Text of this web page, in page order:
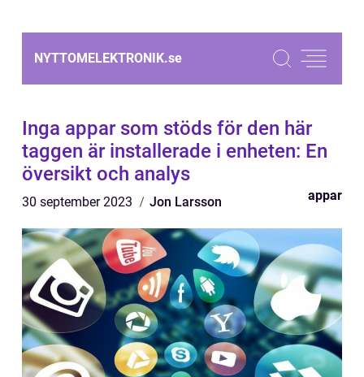
NYTTOMELEKTRONIK.se
Inga appar som stöds för den här
taggen är installerade i enheten: En
översikt och analys
30 september 2023 Jon Larsson appar